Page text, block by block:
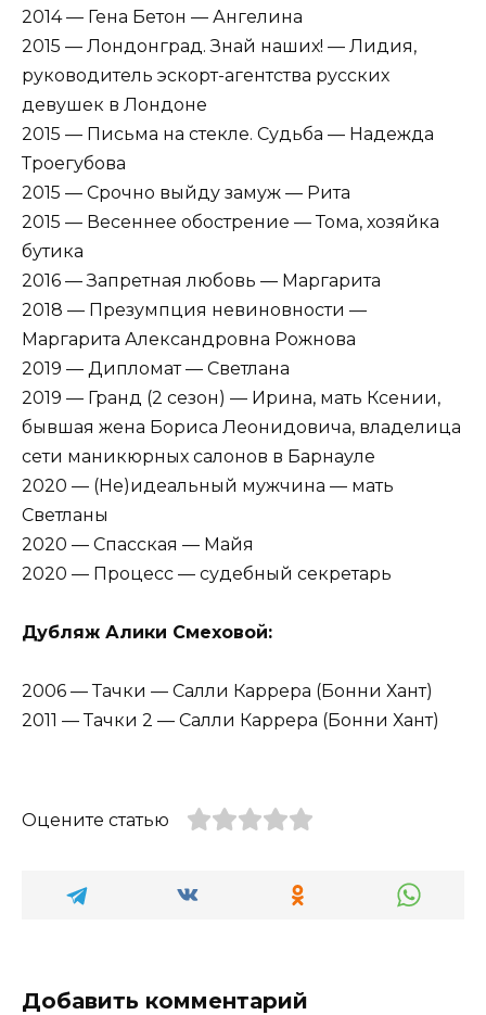
2014 — Гена Бетон — Ангелина
2015 — Лондонград. Знай наших! — Лидия,
руководитель эскорт-агентства русских
девушек в Лондоне
2015 — Письма на стекле. Судьба — Надежда
Троегубова
2015 — Срочно выйду замуж — Рита
2015 — Весеннее обострение — Тома, хозяйка
бутика
2016 — Запретная любовь — Маргарита
2018 — Презумпция невиновности —
Маргарита Александровна Рожнова
2019 — Дипломат — Светлана
2019 — Гранд (2 сезон) — Ирина, мать Ксении,
бывшая жена Бориса Леонидовича, владелица
сети маникюрных салонов в Барнауле
2020 — (Не)идеальный мужчина — мать
Светланы
2020 — Спасская — Майя
2020 — Процесс — судебный секретарь
Дубляж Алики Смеховой:
2006 — Тачки — Салли Каррера (Бонни Хант)
2011 — Тачки 2 — Салли Каррера (Бонни Хант)
Оцените статью
Добавить комментарий